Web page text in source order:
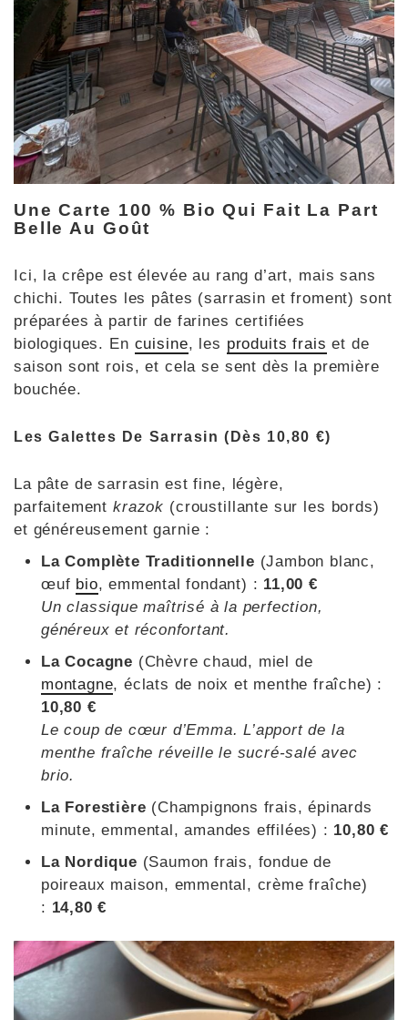
Une Carte 100 % Bio Qui Fait La Part
Belle Au Goût
Ici, la crêpe est élevée au rang d’art, mais sans
chichi. Toutes les pâtes (sarrasin et froment) sont
préparées à partir de farines certifiées
biologiques. En cuisine, les produits frais et de
saison sont rois, et cela se sent dès la première
bouchée.
Les Galettes De Sarrasin (dès 10,80 €)
La pâte de sarrasin est fine, légère,
parfaitementkrazok (croustillante sur les bords)
et généreusement garnie :
La Complète Traditionnelle (Jambon blanc,
œuf bio, emmental fondant) : 11,00 €
Un classique maîtrisé à la perfection,
généreux et réconfortant.
La Cocagne (Chèvre chaud, miel de
montagne, éclats de noix et menthe fraîche) :
10,80 €
Le coup de cœur d’Emma. L’apport de la
menthe fraîche réveille le sucré-salé avec
brio.
La Forestière (Champignons frais, épinards
minute, emmental, amandes effilées) : 10,80 €
La Nordique (Saumon frais, fondue de
poireaux maison, emmental, crème fraîche)
: 14,80 €